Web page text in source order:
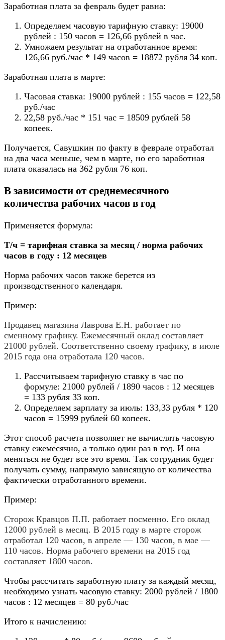
Заработная плата за февраль будет равна:
Определяем часовую тарифную ставку: 19000
рублей : 150 часов = 126,66 рублей в час.
Умножаем результат на отработанное время:
126,66 руб./час * 149 часов = 18872 рубля 34 коп.
Заработная плата в марте:
Часовая ставка: 19000 рублей : 155 часов = 122,58
руб./час
22,58 руб./час * 151 час = 18509 рублей 58
копеек.
Получается, Савушкин по факту в феврале отработал
на два часа меньше, чем в марте, но его заработная
плата оказалась на 362 рубля 76 коп.
В зависимости от среднемесячного
количества рабочих часов в год
Применяется формула:
Т/ч = тарифная ставка за месяц / норма рабочих
часов в году : 12 месяцев
Норма рабочих часов также берется из
производственного календаря.
Пример:
Продавец магазина Лаврова Е.Н. работает по
сменному графику. Ежемесячный оклад составляет
21000 рублей. Соответственно своему графику, в июле
2015 года она отработала 120 часов.
Рассчитываем тарифную ставку в час по
формуле: 21000 рублей / 1890 часов : 12 месяцев
= 133 рубля 33 коп.
Определяем зарплату за июль: 133,33 рубля * 120
часов = 15999 рублей 60 копеек.
Этот способ расчета позволяет не вычислять часовую
ставку ежемесячно, а только один раз в год. И она
меняться не будет все это время. Так сотрудник будет
получать сумму, напрямую зависящую от количества
фактически отработанного времени.
Пример:
Сторож Кравцов П.П. работает посменно. Его оклад
12000 рублей в месяц. В 2015 году в марте сторож
отработал 120 часов, в апреле — 130 часов, в мае —
110 часов. Норма рабочего времени на 2015 год
составляет 1800 часов.
Чтобы рассчитать заработную плату за каждый месяц,
необходимо узнать часовую ставку: 2000 рублей / 1800
часов : 12 месяцев = 80 руб./час
Итого к начислению: